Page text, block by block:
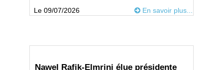
Le 09/07/2026 En savoir plus...
Nawel Rafik-Elmrini élue présidente